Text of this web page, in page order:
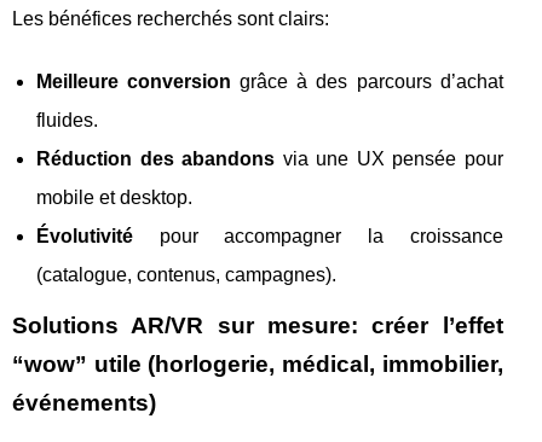
Les bénéfices recherchés sont clairs:
Meilleure conversion grâce à des parcours d’achat
fluides.
Réduction des abandons via une UX pensée pour
mobile et desktop.
Évolutivité pour accompagner la croissance
(catalogue, contenus, campagnes).
Solutions AR/VR sur mesure: créer l’effet
“wow” utile (horlogerie, médical, immobilier,
événements)